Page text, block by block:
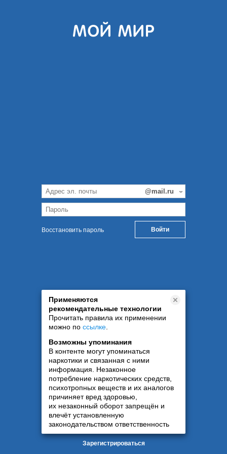
Восстановить пароль
Применяются
рекомендательные технологии
Прочитать правила их применении
можно по ссылке
Возможны упоминания
В контенте могут упоминаться
наркотики и связанная с ними
информация. Незаконное
потребление наркотических средств,
психотропных веществ и их аналогов
причиняет вред здоровью,
их незаконный оборот запрещён и
влечёт установленную
законодательством ответственность
Зарегистрироваться